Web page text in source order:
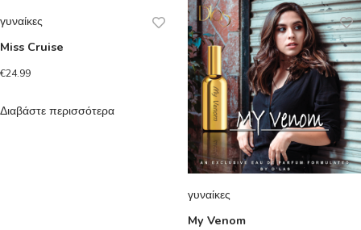
γυναίκες
Miss Cruise
€24.99
Διαβάστε περισσότερα
γυναίκες
My Venom